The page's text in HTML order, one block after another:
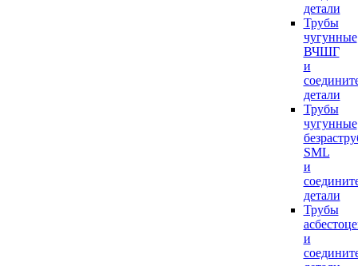
детали
Трубы
чугунные
ВЧШГ
и
детали
Трубы
чугунные
SML
и
детали
Трубы
и